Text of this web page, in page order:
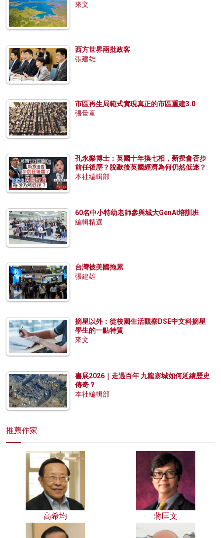
來文
西方世界兩批政客
張建雄
市區再生局範式實現真正的市區重建3.0
張量童
孔永樂博士：英國十年換七相，新揆會否步
前任後塵？脫歐後英國經濟為何仍然低迷？
本社編輯部
60名中小特幼老師參與城大GenAI培訓班
編輯精選
台灣被美國拖累
張建雄
摘星以外：從校園生活觀察DSE中文科摘星
學生的一點特質
來文
書展2026｜走過百年 九龍寨城如何延續歷史
傳奇？
本社編輯部
推薦作家
高希均 蔣匡文